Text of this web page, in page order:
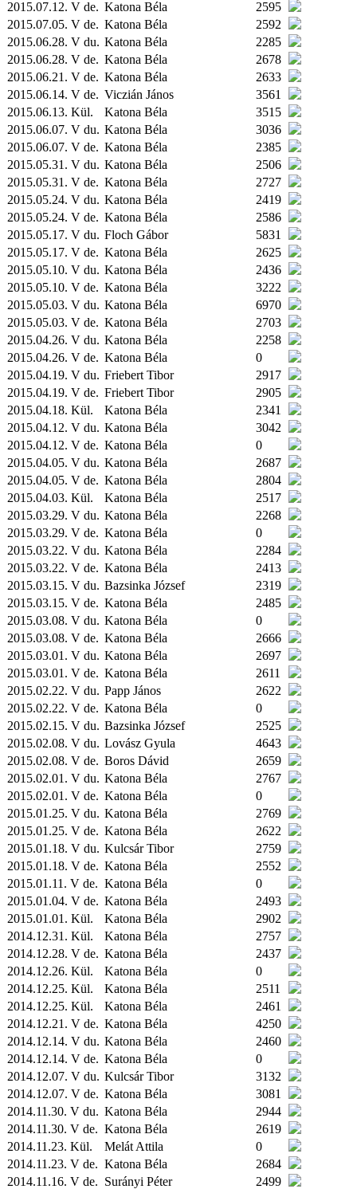
2015.07.12. V de. Katona Béla
2595
2015.07.05. V de. Katona Béla
2592
2015.06.28. V du. Katona Béla
2285
2015.06.28. V de. Katona Béla
2678
2015.06.21. V de. Katona Béla
2633
2015.06.14. V de. Viczián János
3561
2015.06.13. Kül. Katona Béla
3515
2015.06.07. V du. Katona Béla
3036
2015.06.07. V de. Katona Béla
2385
2015.05.31. V du. Katona Béla
2506
2015.05.31. V de. Katona Béla
2727
2015.05.24. V du. Katona Béla
2419
2015.05.24. V de. Katona Béla
2586
2015.05.17. V du. Floch Gábor
5831
2015.05.17. V de. Katona Béla
2625
2015.05.10. V du. Katona Béla
2436
2015.05.10. V de. Katona Béla
3222
2015.05.03. V du. Katona Béla
6970
2015.05.03. V de. Katona Béla
2703
2015.04.26. V du. Katona Béla
2258
2015.04.26. V de. Katona Béla
0
2015.04.19. V du. Friebert Tibor
2917
2015.04.19. V de. Friebert Tibor
2905
2015.04.18. Kül. Katona Béla
2341
2015.04.12. V du. Katona Béla
3042
2015.04.12. V de. Katona Béla
0
2015.04.05. V du. Katona Béla
2687
2015.04.05. V de. Katona Béla
2804
2015.04.03. Kül. Katona Béla
2517
2015.03.29. V du. Katona Béla
2268
2015.03.29. V de. Katona Béla
0
2015.03.22. V du. Katona Béla
2284
2015.03.22. V de. Katona Béla
2413
2015.03.15. V du. Bazsinka József
2319
2015.03.15. V de. Katona Béla
2485
2015.03.08. V du. Katona Béla
0
2015.03.08. V de. Katona Béla
2666
2015.03.01. V du. Katona Béla
2697
2015.03.01. V de. Katona Béla
2611
2015.02.22. V du. Papp János
2622
2015.02.22. V de. Katona Béla
0
2015.02.15. V du. Bazsinka József
2525
2015.02.08. V du. Lovász Gyula
4643
2015.02.08. V de. Boros Dávid
2659
2015.02.01. V du. Katona Béla
2767
2015.02.01. V de. Katona Béla
0
2015.01.25. V du. Katona Béla
2769
2015.01.25. V de. Katona Béla
2622
2015.01.18. V du. Kulcsár Tibor
2759
2015.01.18. V de. Katona Béla
2552
2015.01.11. V de. Katona Béla
0
2015.01.04. V de. Katona Béla
2493
2015.01.01. Kül. Katona Béla
2902
2014.12.31. Kül. Katona Béla
2757
2014.12.28. V de. Katona Béla
2437
2014.12.26. Kül. Katona Béla
0
2014.12.25. Kül. Katona Béla
2511
2014.12.25. Kül. Katona Béla
2461
2014.12.21. V de. Katona Béla
4250
2014.12.14. V du. Katona Béla
2460
2014.12.14. V de. Katona Béla
0
2014.12.07. V du. Kulcsár Tibor
3132
2014.12.07. V de. Katona Béla
3081
2014.11.30. V du. Katona Béla
2944
2014.11.30. V de. Katona Béla
2619
2014.11.23. Kül. Melát Attila
0
2014.11.23. V de. Katona Béla
2684
2014.11.16. V de. Surányi Péter
2499